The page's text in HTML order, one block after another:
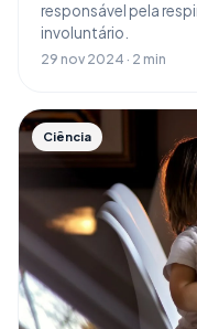
responsável pela
involuntário.
29 nov 2024 · 2 min
Ciência